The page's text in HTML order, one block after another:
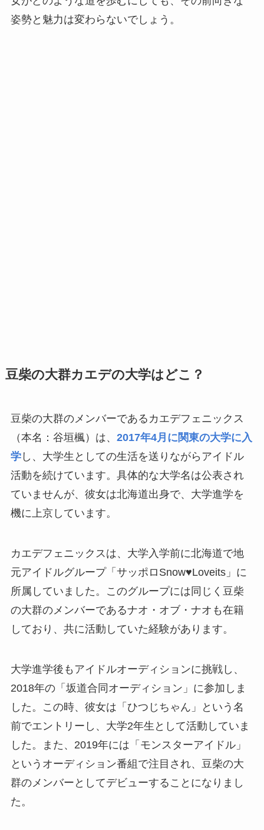
姿勢と魅力は変わらないでしょう。
豆柴の大群カエデの大学はどこ？
豆柴の大群のメンバーであるカエデフェニックス
（本名：谷垣楓）は、 2017年4月に関東の大学に入
学し、大学生としての生活を送りながらアイドル
活動を続けています。具体的な大学名は公表され
ていませんが、彼女は北海道出身で、大学進学を
機に上京しています。
カエデフェニックスは、大学入学前に北海道で地
元アイドルグループ「サッポロSnow♥Loveits」に
所属していました。このグループには同じく豆柴
の大群のメンバーであるナオ・オブ・ナオも在籍
しており、共に活動していた経験があります。
大学進学後もアイドルオーディションに挑戦し、
2018年の「坂道合同オーディション」に参加しま
した。この時、彼女は「ひつじちゃん」という名
前でエントリーし、大学2年生として活動していま
した。また、2019年には「モンスターアイドル」
というオーディション番組で注目され、豆柴の大
群のメンバーとしてデビューすることになりまし
た。